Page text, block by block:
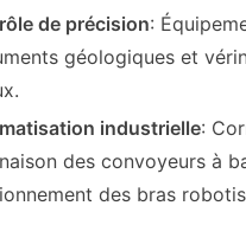
de précision:
géologiques et
industrielle:
des convoyeurs à
des bras